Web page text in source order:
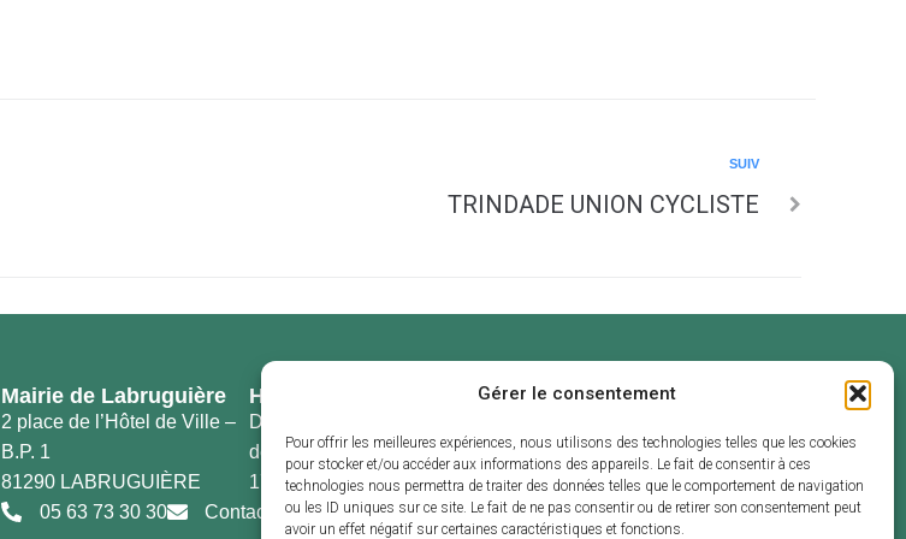
Gérer le consentement
Pour offrir les meilleures expériences, nous utilisons des technologies telles que les cookies
pour stocker et/ou accéder aux informations des appareils. Le fait de consentir à ces
technologies nous permettra de traiter des données telles que le comportement de navigation
ou les ID uniques sur ce site. Le fait de ne pas consentir ou de retirer son consentement peut
avoir un effet négatif sur certaines caractéristiques et fonctions.
SUIV
TRINDADE UNION CYCLISTE
Mairie de Labruguière
2 place de l’Hôtel de Ville –
B.P. 1
81290 LABRUGUIÈRE
Horaires d’ouverture
Du lundi au vendredi :
de 8h30 à 12h et de 13h30 à
17h30
05 63 73 30 30
Contact